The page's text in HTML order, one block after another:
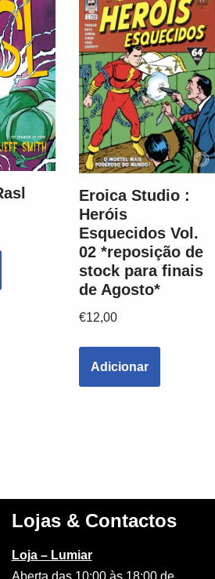
Eroica Studio :
Heróis
Esquecidos Vol.
02 *reposição de
stock para finais
de Agosto*
€12,00
Adicionar
Lojas & Contactos
Loja – Lumiar
Aberta das 10:00 às 18:00 de